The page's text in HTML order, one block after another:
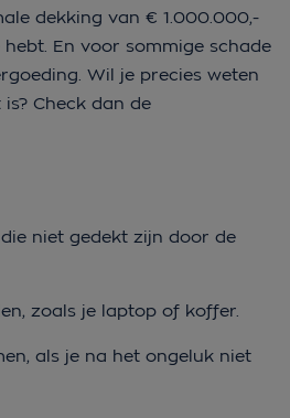
dekking van € 1.000.000,-
En voor sommige schade
Wil je precies weten
Check dan de
niet gedekt zijn door de
zoals je laptop of koffer.
als je na het ongeluk niet